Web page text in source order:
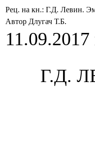
Рец. на кн.: Г.Д. Левин.
Автор Длугач Т.Б.
11.09.2017
Г.Д.